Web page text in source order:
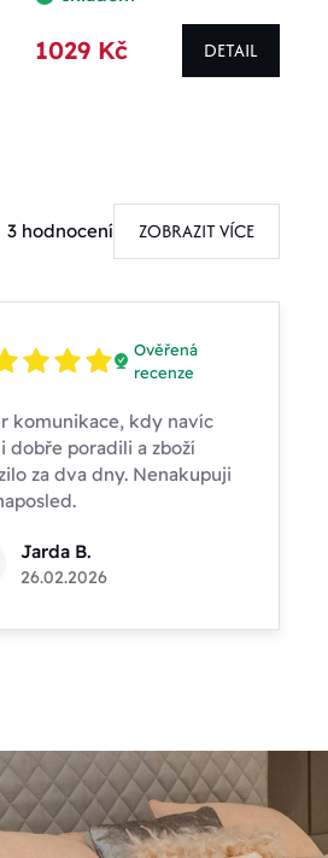
1029 Kč DETAIL
3 hodnocení ZOBRAZIT VÍCE
Ověřená
recenze
komunikace, kdy navíc
dobře poradili a zboží
za dva dny. Nenakupuji
Jarda B.
26.02.2026